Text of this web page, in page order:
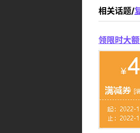
相关话题/
领限时大